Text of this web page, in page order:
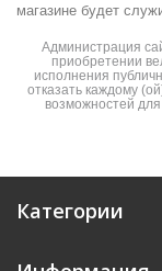
магазине будет
Администрация
приобретении
исполнения
отказать каждому
возможностей
Категории